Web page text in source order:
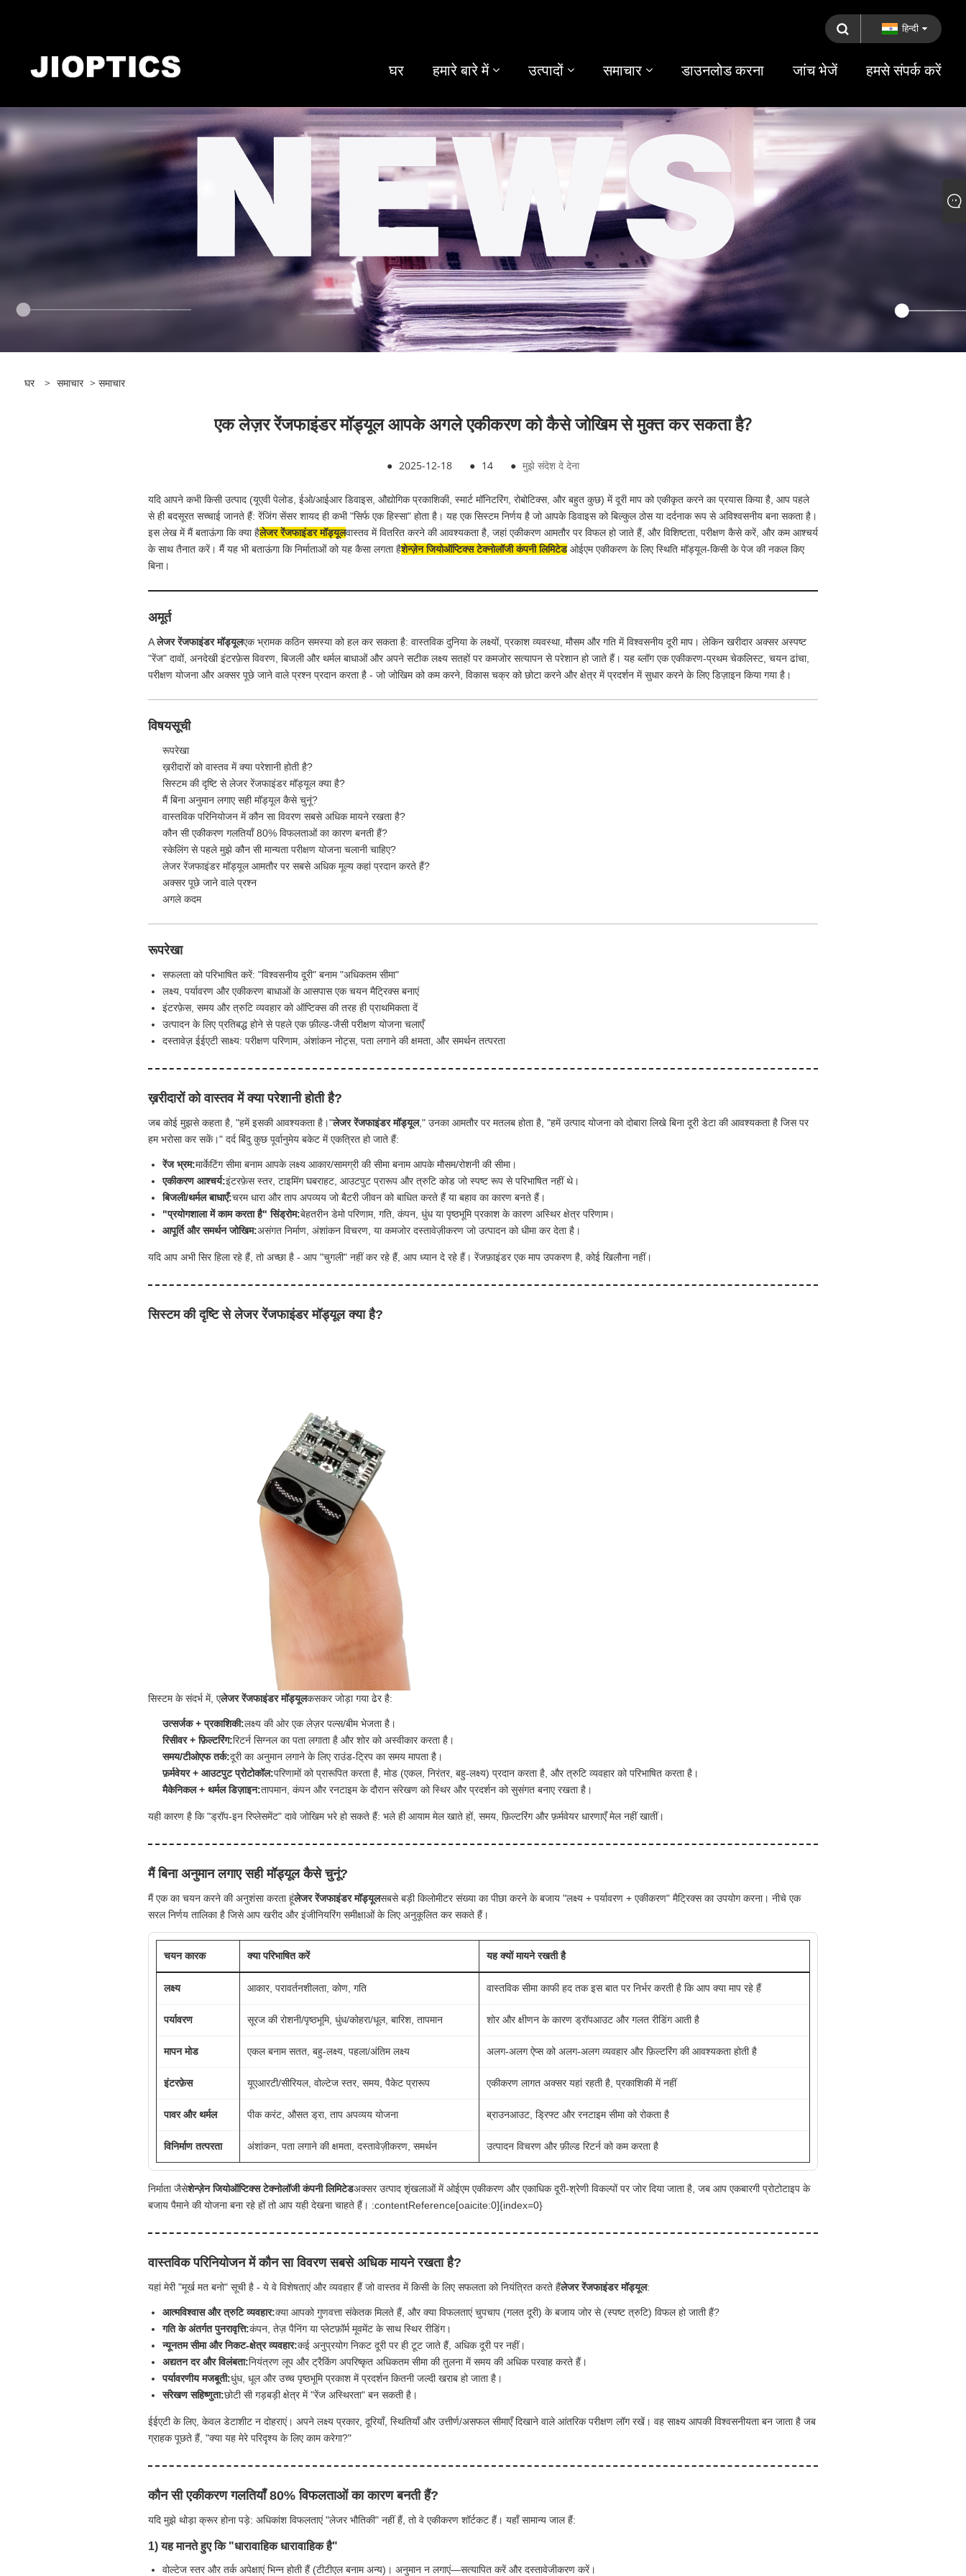
हिन्दी
घर हमारे बारे में उत्पादों समाचार डाउनलोड करना जांच भेजें हमसे संपर्क करें
घर > समाचार > समाचार
एक लेज़र रेंजफाइंडर मॉड्यूल आपके अगले एकीकरण को कैसे जोखिम से मुक्त कर सकता है?
● 2025-12-18 ● 14 ● मुझे संदेश दे देना
यदि आपने कभी किसी उत्पाद (यूएवी पेलोड, ईओ/आईआर डिवाइस, औद्योगिक प्रकाशिकी, स्मार्ट मॉनिटरिंग, रोबोटिक्स, और बहुत कुछ) में दूरी माप को एकीकृत करने का प्रयास किया है, आप पहले
से ही बदसूरत सच्चाई जानते हैं: रेंजिंग सेंसर शायद ही कभी "सिर्फ एक हिस्सा" होता है। यह एक सिस्टम निर्णय है जो आपके डिवाइस को बिल्कुल ठोस या दर्दनाक रूप से अविश्वसनीय बना सकता है।
इस लेख में मैं बताऊंगा कि क्या हैलेजर रेंजफाइंडर मॉड्यूलवास्तव में वितरित करने की आवश्यकता है, जहां एकीकरण आमतौर पर विफल हो जाते हैं, और विशिष्टता, परीक्षण कैसे करें, और कम आश्चर्य
के साथ तैनात करें। मैं यह भी बताऊंगा कि निर्माताओं को यह कैसा लगता हैशेन्ज़ेन जियोऑप्टिक्स टेक्नोलॉजी कंपनी लिमिटेड ओईएम एकीकरण के लिए स्थिति मॉड्यूल-किसी के पेज की नकल किए
बिना।
अमूर्त
Aलेजर रेंजफाइंडर मॉड्यूलएक भ्रामक कठिन समस्या को हल कर सकता है: वास्तविक दुनिया के लक्ष्यों, प्रकाश व्यवस्था, मौसम और गति में विश्वसनीय दूरी माप। लेकिन खरीदार अक्सर अस्पष्ट
"रेंज" दावों, अनदेखी इंटरफ़ेस विवरण, बिजली और थर्मल बाधाओं और अपने सटीक लक्ष्य सतहों पर कमजोर सत्यापन से परेशान हो जाते हैं। यह ब्लॉग एक एकीकरण-प्रथम चेकलिस्ट, चयन ढांचा,
परीक्षण योजना और अक्सर पूछे जाने वाले प्रश्न प्रदान करता है - जो जोखिम को कम करने, विकास चक्र को छोटा करने और क्षेत्र में प्रदर्शन में सुधार करने के लिए डिज़ाइन किया गया है।
विषयसूची
रूपरेखा
ख़रीदारों को वास्तव में क्या परेशानी होती है?
सिस्टम की दृष्टि से लेजर रेंजफाइंडर मॉड्यूल क्या है?
मैं बिना अनुमान लगाए सही मॉड्यूल कैसे चुनूं?
वास्तविक परिनियोजन में कौन सा विवरण सबसे अधिक मायने रखता है?
कौन सी एकीकरण गलतियाँ 80% विफलताओं का कारण बनती हैं?
स्केलिंग से पहले मुझे कौन सी मान्यता परीक्षण योजना चलानी चाहिए?
लेजर रेंजफाइंडर मॉड्यूल आमतौर पर सबसे अधिक मूल्य कहां प्रदान करते हैं?
अक्सर पूछे जाने वाले प्रश्न
अगले कदम
रूपरेखा
सफलता को परिभाषित करें: "विश्वसनीय दूरी" बनाम "अधिकतम सीमा"
लक्ष्य, पर्यावरण और एकीकरण बाधाओं के आसपास एक चयन मैट्रिक्स बनाएं
इंटरफ़ेस, समय और त्रुटि व्यवहार को ऑप्टिक्स की तरह ही प्राथमिकता दें
उत्पादन के लिए प्रतिबद्ध होने से पहले एक फ़ील्ड-जैसी परीक्षण योजना चलाएँ
दस्तावेज़ ईईएटी साक्ष्य: परीक्षण परिणाम, अंशांकन नोट्स, पता लगाने की क्षमता, और समर्थन तत्परता
ख़रीदारों को वास्तव में क्या परेशानी होती है?
जब कोई मुझसे कहता है, "हमें इसकी आवश्यकता है।"लेजर रेंजफाइंडर मॉड्यूल," उनका आमतौर पर मतलब होता है, "हमें उत्पाद योजना को दोबारा लिखे बिना दूरी डेटा की आवश्यकता है जिस पर
हम भरोसा कर सकें।" दर्द बिंदु कुछ पूर्वानुमेय बकेट में एकत्रित हो जाते हैं:
रेंज भ्रम:मार्केटिंग सीमा बनाम आपके लक्ष्य आकार/सामग्री की सीमा बनाम आपके मौसम/रोशनी की सीमा।
एकीकरण आश्चर्य:इंटरफ़ेस स्तर, टाइमिंग घबराहट, आउटपुट प्रारूप और त्रुटि कोड जो स्पष्ट रूप से परिभाषित नहीं थे।
बिजली/थर्मल बाधाएँ:चरम धारा और ताप अपव्यय जो बैटरी जीवन को बाधित करते हैं या बहाव का कारण बनते हैं।
"प्रयोगशाला में काम करता है" सिंड्रोम:बेहतरीन डेमो परिणाम, गति, कंपन, धुंध या पृष्ठभूमि प्रकाश के कारण अस्थिर क्षेत्र परिणाम।
आपूर्ति और समर्थन जोखिम:असंगत निर्माण, अंशांकन विचरण, या कमजोर दस्तावेज़ीकरण जो उत्पादन को धीमा कर देता है।
यदि आप अभी सिर हिला रहे हैं, तो अच्छा है - आप "चुगली" नहीं कर रहे हैं, आप ध्यान दे रहे हैं। रेंजफ़ाइंडर एक माप उपकरण है, कोई खिलौना नहीं।
सिस्टम की दृष्टि से लेजर रेंजफाइंडर मॉड्यूल क्या है?
सिस्टम के संदर्भ में, एलेजर रेंजफाइंडर मॉड्यूलकसकर जोड़ा गया ढेर है:
उत्सर्जक + प्रकाशिकी:लक्ष्य की ओर एक लेज़र पल्स/बीम भेजता है।
रिसीवर + फ़िल्टरिंग:रिटर्न सिग्नल का पता लगाता है और शोर को अस्वीकार करता है।
समय/टीओएफ तर्क:दूरी का अनुमान लगाने के लिए राउंड-ट्रिप का समय मापता है।
फ़र्मवेयर + आउटपुट प्रोटोकॉल:परिणामों को प्रारूपित करता है, मोड (एकल, निरंतर, बहु-लक्ष्य) प्रदान करता है, और त्रुटि व्यवहार को परिभाषित करता है।
मैकेनिकल + थर्मल डिज़ाइन:तापमान, कंपन और रनटाइम के दौरान संरेखण को स्थिर और प्रदर्शन को सुसंगत बनाए रखता है।
यही कारण है कि "ड्रॉप-इन रिप्लेसमेंट" दावे जोखिम भरे हो सकते हैं: भले ही आयाम मेल खाते हों, समय, फ़िल्टरिंग और फ़र्मवेयर धारणाएँ मेल नहीं खातीं।
मैं बिना अनुमान लगाए सही मॉड्यूल कैसे चुनूं?
मैं एक का चयन करने की अनुशंसा करता हूंलेजर रेंजफाइंडर मॉड्यूलसबसे बड़ी किलोमीटर संख्या का पीछा करने के बजाय "लक्ष्य + पर्यावरण + एकीकरण" मैट्रिक्स का उपयोग करना। नीचे एक
सरल निर्णय तालिका है जिसे आप खरीद और इंजीनियरिंग समीक्षाओं के लिए अनुकूलित कर सकते हैं।
चयन कारक क्या परिभाषित करें यह क्यों मायने रखती है
लक्ष्य आकार, परावर्तनशीलता, कोण, गति वास्तविक सीमा काफी हद तक इस बात पर निर्भर करती है कि आप क्या माप रहे हैं
पर्यावरण सूरज की रोशनी/पृष्ठभूमि, धुंध/कोहरा/धूल, बारिश, तापमान शोर और क्षीणन के कारण ड्रॉपआउट और गलत रीडिंग आती है
मापन मोड एकल बनाम सतत, बहु-लक्ष्य, पहला/अंतिम लक्ष्य अलग-अलग ऐप्स को अलग-अलग व्यवहार और फ़िल्टरिंग की आवश्यकता होती है
इंटरफ़ेस यूएआरटी/सीरियल, वोल्टेज स्तर, समय, पैकेट प्रारूप एकीकरण लागत अक्सर यहां रहती है, प्रकाशिकी में नहीं
पावर और थर्मल पीक करंट, औसत ड्रा, ताप अपव्यय योजना ब्राउनआउट, ड्रिफ्ट और रनटाइम सीमा को रोकता है
विनिर्माण तत्परता अंशांकन, पता लगाने की क्षमता, दस्तावेज़ीकरण, समर्थन उत्पादन विचरण और फ़ील्ड रिटर्न को कम करता है
निर्माता जैसेशेन्ज़ेन जियोऑप्टिक्स टेक्नोलॉजी कंपनी लिमिटेडअक्सर उत्पाद शृंखलाओं में ओईएम एकीकरण और एकाधिक दूरी-श्रेणी विकल्पों पर जोर दिया जाता है, जब आप एकबारगी प्रोटोटाइप के
बजाय पैमाने की योजना बना रहे हों तो आप यही देखना चाहते हैं। :contentReference[oaicite:0]{index=0}
वास्तविक परिनियोजन में कौन सा विवरण सबसे अधिक मायने रखता है?
यहां मेरी "मूर्ख मत बनो" सूची है - ये वे विशेषताएं और व्यवहार हैं जो वास्तव में किसी के लिए सफलता को नियंत्रित करते हैंलेजर रेंजफाइंडर मॉड्यूल:
आत्मविश्वास और त्रुटि व्यवहार:क्या आपको गुणवत्ता संकेतक मिलते हैं, और क्या विफलताएं चुपचाप (गलत दूरी) के बजाय जोर से (स्पष्ट त्रुटि) विफल हो जाती हैं?
गति के अंतर्गत पुनरावृत्ति:कंपन, तेज़ पैनिंग या प्लेटफ़ॉर्म मूवमेंट के साथ स्थिर रीडिंग।
न्यूनतम सीमा और निकट-क्षेत्र व्यवहार:कई अनुप्रयोग निकट दूरी पर ही टूट जाते हैं, अधिक दूरी पर नहीं।
अद्यतन दर और विलंबता:नियंत्रण लूप और ट्रैकिंग अपरिष्कृत अधिकतम सीमा की तुलना में समय की अधिक परवाह करते हैं।
पर्यावरणीय मजबूती:धुंध, धूल और उच्च पृष्ठभूमि प्रकाश में प्रदर्शन कितनी जल्दी खराब हो जाता है।
संरेखण सहिष्णुता:छोटी सी गड़बड़ी क्षेत्र में "रेंज अस्थिरता" बन सकती है।
ईईएटी के लिए, केवल डेटाशीट न दोहराएं। अपने लक्ष्य प्रकार, दूरियाँ, स्थितियाँ और उत्तीर्ण/असफल सीमाएँ दिखाने वाले आंतरिक परीक्षण लॉग रखें। वह साक्ष्य आपकी विश्वसनीयता बन जाता है जब
ग्राहक पूछते हैं, "क्या यह मेरे परिदृश्य के लिए काम करेगा?"
कौन सी एकीकरण गलतियाँ 80% विफलताओं का कारण बनती हैं?
यदि मुझे थोड़ा क्रूर होना पड़े: अधिकांश विफलताएं "लेजर भौतिकी" नहीं हैं, तो वे एकीकरण शॉर्टकट हैं। यहाँ सामान्य जाल हैं:
1) यह मानते हुए कि "धारावाहिक धारावाहिक है"
वोल्टेज स्तर और तर्क अपेक्षाएं भिन्न होती हैं (टीटीएल बनाम अन्य)। अनुमान न लगाएं—सत्यापित करें और दस्तावेजीकरण करें।